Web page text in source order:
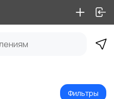
Фильтры